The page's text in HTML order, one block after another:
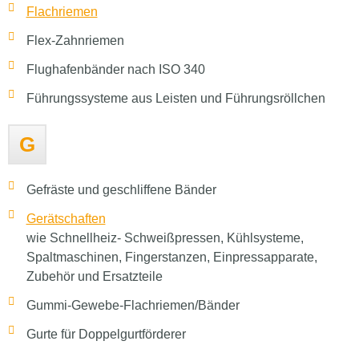
Flachriemen
Flex-Zahnriemen
Flughafenbänder nach ISO 340
Führungssysteme aus Leisten und Führungsröllchen
G
Gefräste und geschliffene Bänder
Gerätschaften
wie Schnellheiz- Schweißpressen, Kühlsysteme,
Spaltmaschinen, Fingerstanzen, Einpressapparate,
Zubehör und Ersatzteile
Gummi-Gewebe-Flachriemen/Bänder
Gurte für Doppelgurtförderer